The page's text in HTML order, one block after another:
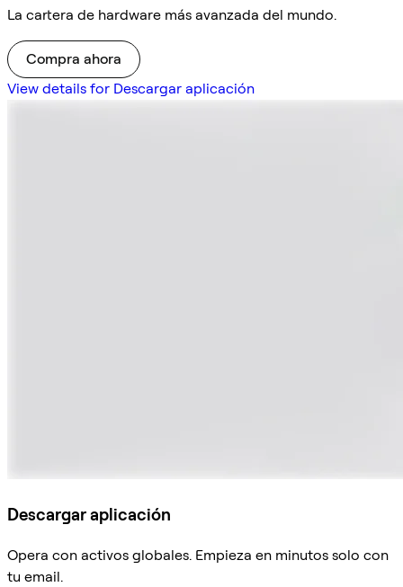
La cartera de hardware más avanzada del mundo.
Compra ahora
View details for Descargar aplicación
Descargar aplicación
Opera con activos globales. Empieza en minutos solo con
tu email.